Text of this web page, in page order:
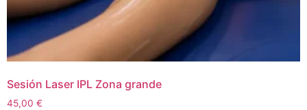
Sesión Laser IPL Zona grande
45,00 €